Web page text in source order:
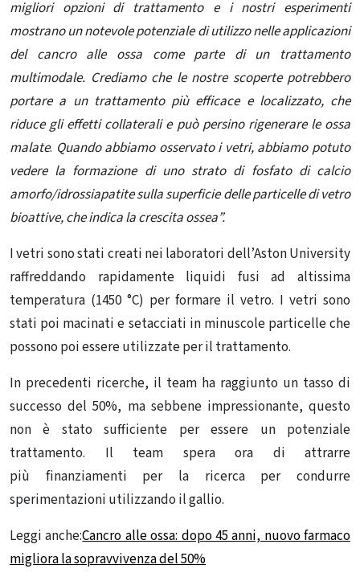
migliori opzioni di trattamento e i nostri esperimenti
mostrano un notevole potenziale di utilizzo nelle applicazioni
del cancro alle ossa come parte di un trattamento
multimodale. Crediamo che le nostre scoperte potrebbero
portare a un trattamento più efficace e localizzato, che
riduce gli effetti collaterali e può persino rigenerare le ossa
malate. Quando abbiamo osservato i vetri, abbiamo potuto
vedere la formazione di uno strato di fosfato di calcio
amorfo/idrossiapatite sulla superficie delle particelle di vetro
bioattive, che indica la crescita ossea”.
I vetri sono stati creati nei laboratori dell’Aston University
raffreddando rapidamente liquidi fusi ad altissima
temperatura (1450 °C) per formare il vetro. I vetri sono
stati poi macinati e setacciati in minuscole particelle che
possono poi essere utilizzate per il trattamento.
In precedenti ricerche, il team ha raggiunto un tasso di
successo del 50%, ma sebbene impressionante, questo
non è stato sufficiente per essere un potenziale
trattamento. Il team spera ora di attrarre
più finanziamenti per la ricerca per condurre
sperimentazioni utilizzando il gallio.
Leggi anche:Cancro alle ossa: dopo 45 anni, nuovo farmaco
migliora la sopravvivenza del 50%